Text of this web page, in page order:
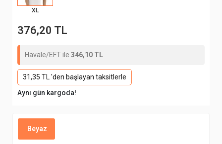
XL
376,20 TL
Havale/EFT ile 346,10 TL
31,35 TL 'den başlayan taksitlerle
Aynı gün kargoda!
Beyaz